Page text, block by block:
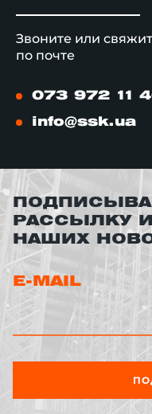
Звоните или
по почте
073 972 11
info@ssk.ua
РАССЫЛКУ
НАШИХ
E-MAIL